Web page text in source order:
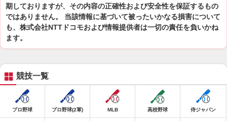
期しておりますが、その内容の正確性および安全性を保証するもの
ではありません。 当該情報に基づいて被ったいかなる損害について
も、株式会社NTTドコモおよび情報提供者は一切の責任を負いかね
ます。
競技一覧
プロ野球 プロ野球(2軍) MLB 高校野球 侍ジャパン